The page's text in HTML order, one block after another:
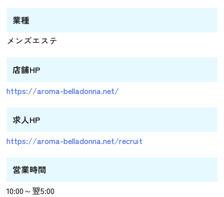
業種
メンズエステ
店舗HP
https://aroma-belladonna.net/
求人HP
https://aroma-belladonna.net/recruit
営業時間
10:00～翌5:00